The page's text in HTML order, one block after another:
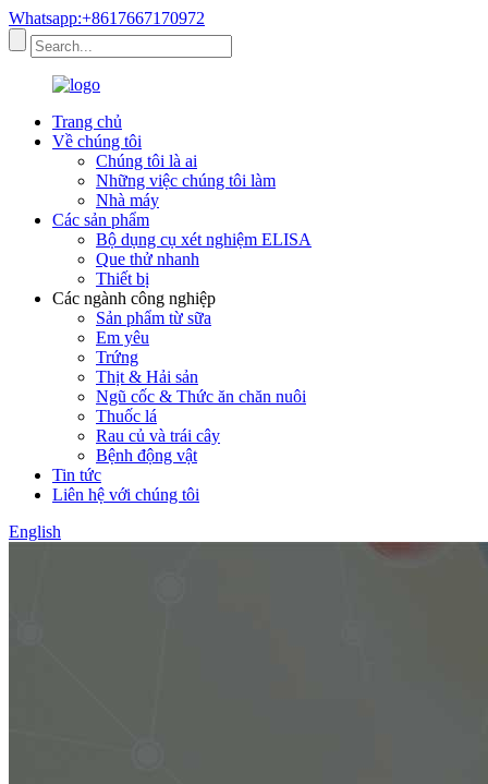
Whatsapp:+8617667170972
Trang chủ
Về chúng tôi
Chúng tôi là ai
Những việc chúng tôi làm
Nhà máy
Các sản phẩm
Bộ dụng cụ xét nghiệm ELISA
Que thử nhanh
Thiết bị
Các ngành công nghiệp
Sản phẩm từ sữa
Em yêu
Trứng
Thịt & Hải sản
Ngũ cốc & Thức ăn chăn nuôi
Thuốc lá
Rau củ và trái cây
Bệnh động vật
Tin tức
Liên hệ với chúng tôi
English